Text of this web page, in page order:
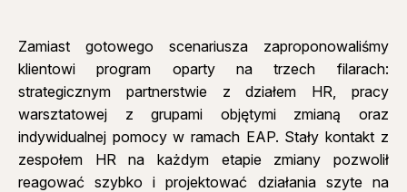
Zamiast gotowego scenariusza zaproponowaliśmy
klientowi program oparty na trzech filarach:
strategicznym partnerstwie z działem HR, pracy
warsztatowej z grupami objętymi zmianą oraz
indywidualnej pomocy w ramach EAP. Stały kontakt z
zespołem HR na każdym etapie zmiany pozwolił
reagować szybko i projektować działania szyte na